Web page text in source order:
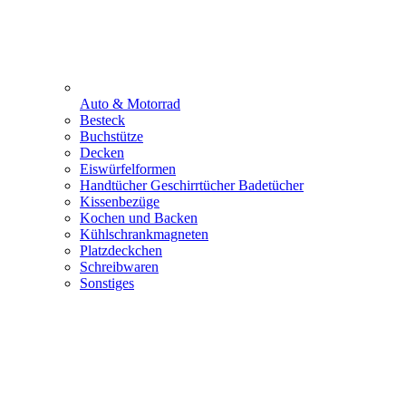
Auto & Motorrad
Besteck
Buchstütze
Decken
Eiswürfelformen
Handtücher Geschirrtücher Badetücher
Kissenbezüge
Kochen und Backen
Kühlschrankmagneten
Platzdeckchen
Schreibwaren
Sonstiges